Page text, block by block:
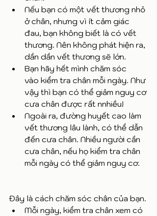
Nếu bạn có một vết thương nhỏ
ở chân, nhưng vì ít cảm giác
đau, bạn không biết là có vết
thương. Nên không phát hiện ra,
dần dần vết thương sẽ lớn.
Bạn hãy hết mình chăm sóc
vào kiểm tra chân mỗi ngày. Như
vậy thì bạn có thể giảm nguy cơ
cưa chân được rất nnhiều!
Ngoài ra, đường huyết cao làm
vết thương lâu lành, có thể dẫn
đến cưa chân. Nhiều người cần
cưa chân, nếu họ kiểm tra chân
mỗi ngày có thể giảm nguy cơ.
Đây là cách chăm sóc chân của bạn.
Mỗi ngày, kiểm tra chân xem có